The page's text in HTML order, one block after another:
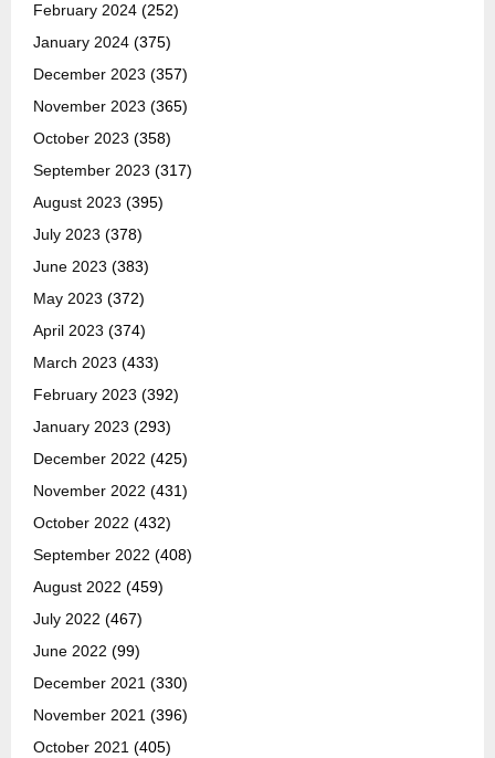
February 2024 (252)
January 2024 (375)
December 2023 (357)
November 2023 (365)
October 2023 (358)
September 2023 (317)
August 2023 (395)
July 2023 (378)
June 2023 (383)
May 2023 (372)
April 2023 (374)
March 2023 (433)
February 2023 (392)
January 2023 (293)
December 2022 (425)
November 2022 (431)
October 2022 (432)
September 2022 (408)
August 2022 (459)
July 2022 (467)
June 2022 (99)
December 2021 (330)
November 2021 (396)
October 2021 (405)